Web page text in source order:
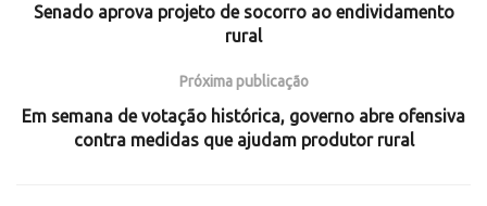
Senado aprova projeto de socorro ao endividamento
rural
Próxima publicação
Em semana de votação histórica, governo abre ofensiva
contra medidas que ajudam produtor rural